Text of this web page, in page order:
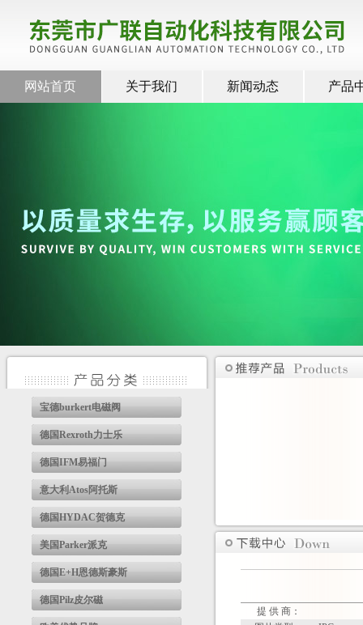
网站首页 关于我们 新闻动态 产品
宝德burkert电磁阀
德国Rexroth力士乐
德国IFM易福门
意大利Atos阿托斯
德国HYDAC贺德克
美国Parker派克
德国E+H恩德斯豪斯
德国Pilz皮尔磁
提 供 商：